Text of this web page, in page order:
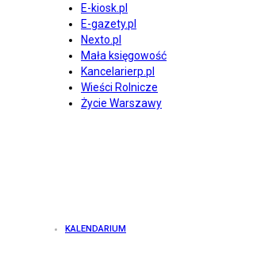
E-kiosk.pl
E-gazety.pl
Nexto.pl
Mała księgowość
Kancelarierp.pl
Wieści Rolnicze
Życie Warszawy
KALENDARIUM